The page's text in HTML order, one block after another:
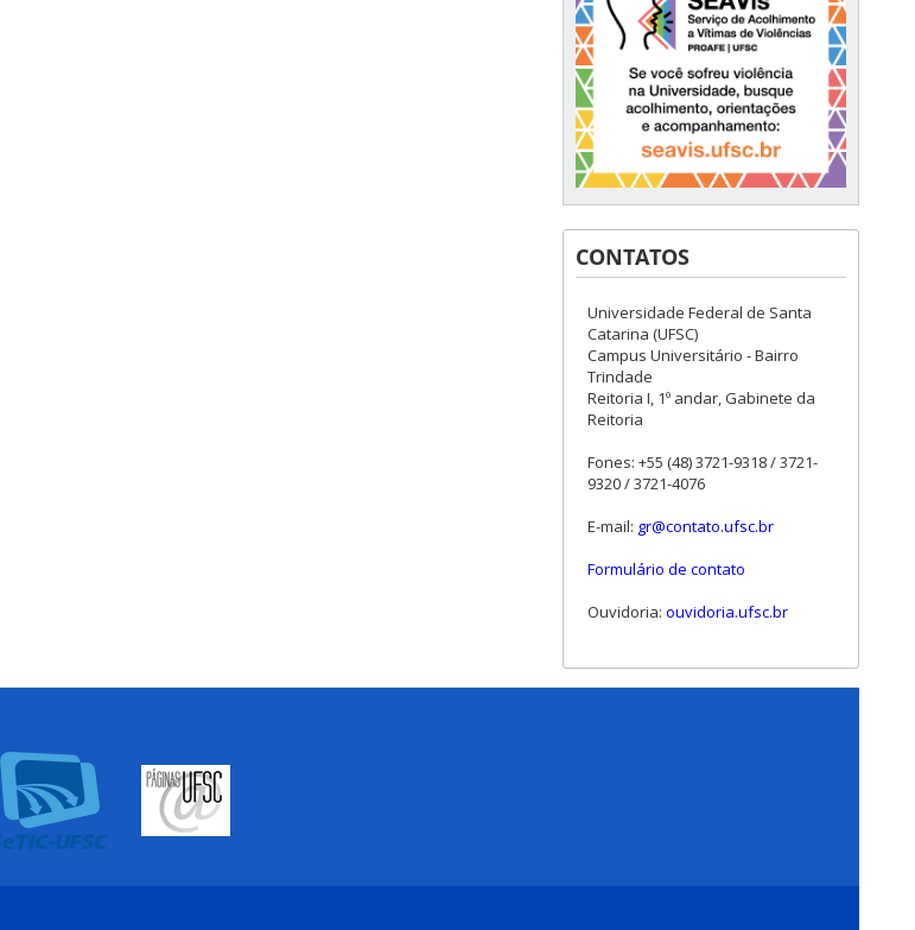
CONTATOS
Universidade Federal de Santa
Catarina (UFSC)
Campus Universitário - Bairro
Trindade
Reitoria I, 1º andar, Gabinete da
Reitoria
Fones: +55 (48) 3721-9318 / 3721-
9320 / 3721-4076
E-mail: gr@contato.ufsc.br
Formulário de contato
Ouvidoria: ouvidoria.ufsc.br